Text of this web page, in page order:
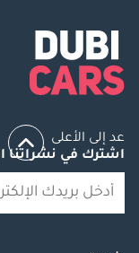
عد إلى الأعلى
اشترك في نشراتنا